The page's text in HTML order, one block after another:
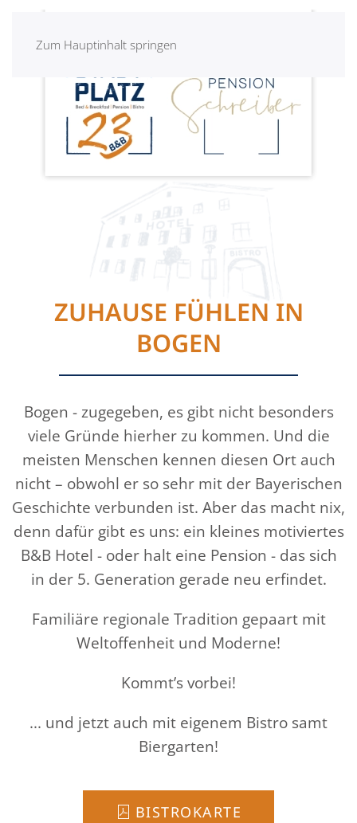
Zum Hauptinhalt springen
ZUHAUSE FÜHLEN IN
BOGEN
Bogen - zugegeben, es gibt nicht besonders
viele Gründe hierher zu kommen. Und die
meisten Menschen kennen diesen Ort auch
nicht – obwohl er so sehr mit der Bayerischen
Geschichte verbunden ist. Aber das macht nix,
denn dafür gibt es uns: ein kleines motiviertes
B&B Hotel - oder halt eine Pension - das sich
in der 5. Generation gerade neu erfindet.
Familiäre regionale Tradition gepaart mit
Weltoffenheit und Moderne!
Kommt’s vorbei!
... und jetzt auch mit eigenem Bistro samt
Biergarten!
BISTROKARTE